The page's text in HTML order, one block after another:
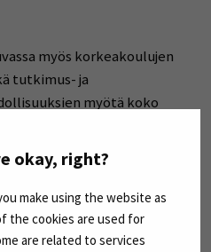
okay, right?
make using the website as
the cookies are used for
are related to services
myös korkeakoulujen
tutkimus- ja
myötä koko
henkilökunnan jäsenille
tilaisuuksia saada
maiden parhaista
yliopistot -allianssiin